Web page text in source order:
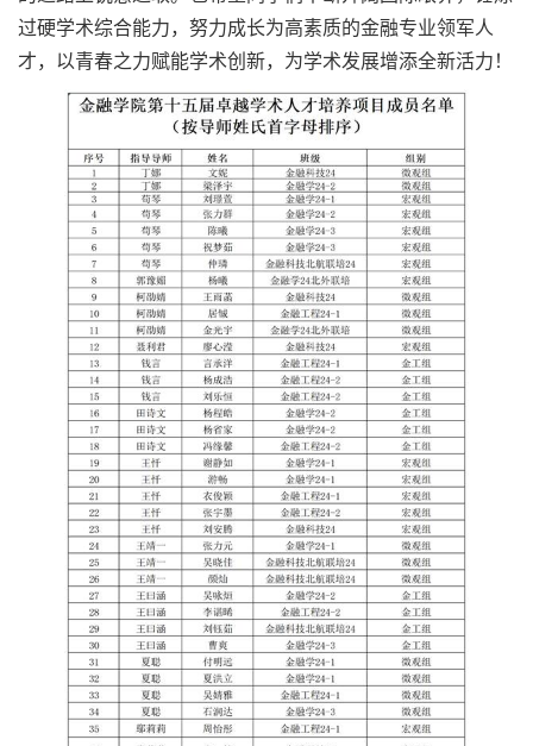
过硬学术综合能力，努力成长为高素质的金融专业领军人
才，以青春之力赋能学术创新，为学术发展增添全新活力！